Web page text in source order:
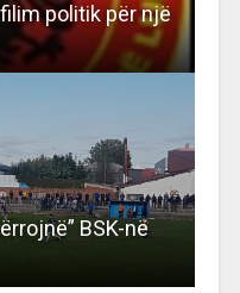
politik për një
BSK-në